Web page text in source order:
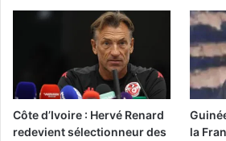
Côte d’Ivoire : Hervé Renard
redevient sélectionneur des
la